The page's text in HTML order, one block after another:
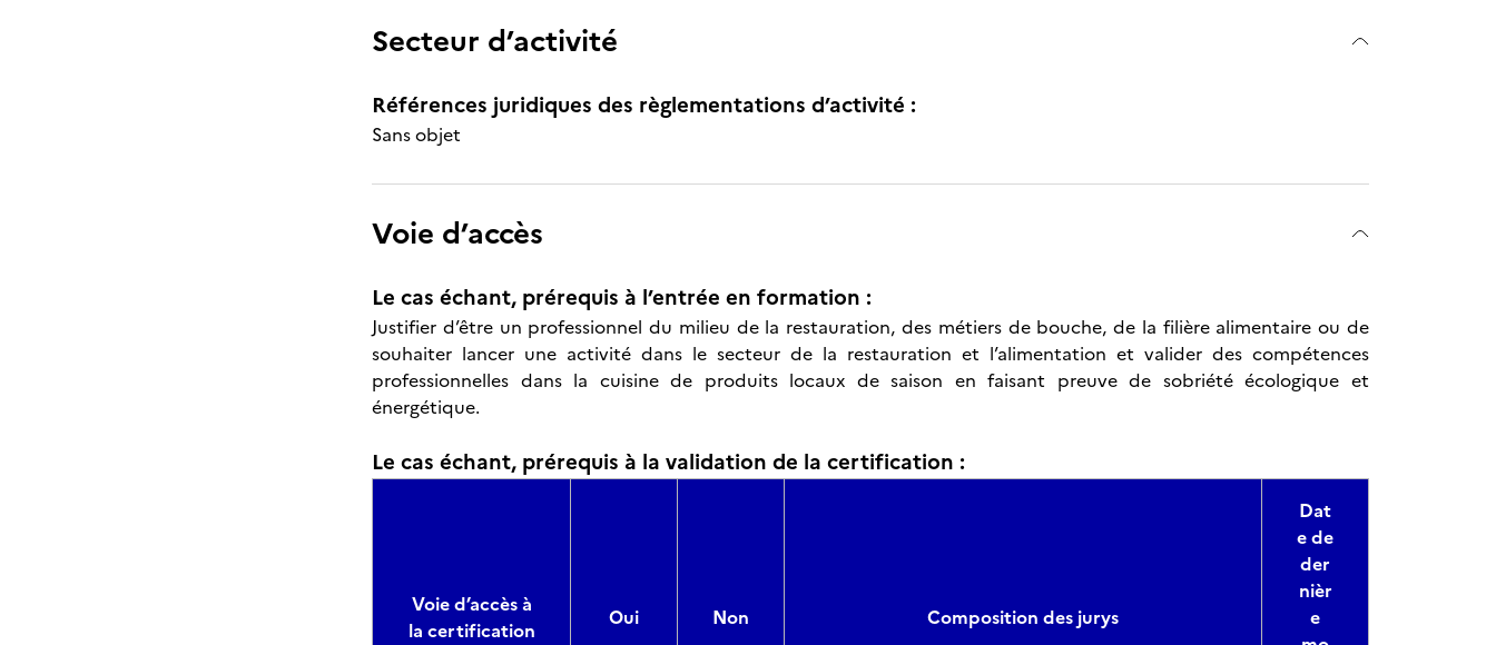
Secteur d’activité
Références juridiques des règlementations d’activité :
Sans objet
Voie d’accès
Le cas échant, prérequis à l’entrée en formation :
Justifier d’être un professionnel du milieu de la restauration, des métiers de bouche, de la filière alimentaire ou de
souhaiter lancer une activité dans le secteur de la restauration et l’alimentation et valider des compétences
professionnelles dans la cuisine de produits locaux de saison en faisant preuve de sobriété écologique et
énergétique.
Le cas échant, prérequis à la validation de la certification :
Voie d’accès à
la certification
Oui Non Composition des jurys
Dat
e de
der
nièr
e